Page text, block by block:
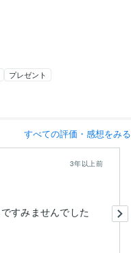
プレゼント
すべての評価・感想をみる
3年以上前